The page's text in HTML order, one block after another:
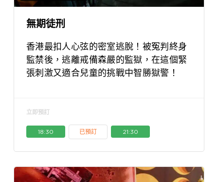
無期徒刑
香港最扣人心弦的密室逃脫！被冤判終身
監禁後，逃離戒備森嚴的監獄，在這個緊
張刺激又適合兒童的挑戰中智勝獄警！
立即預訂
18:30 已預訂 21:30